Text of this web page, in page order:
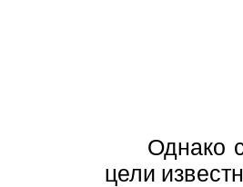
Однако
цели